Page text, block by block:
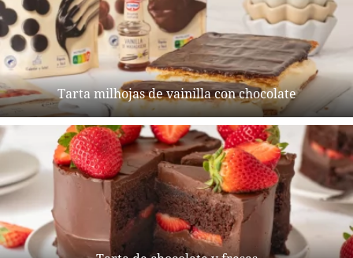
Tarta milhojas de vainilla con chocolate